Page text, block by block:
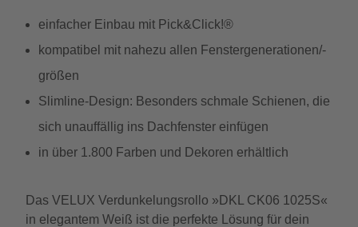
einfacher Einbau mit Pick&Click!®
kompatibel mit nahezu allen Fenstergenerationen/-
größen
Slimline-Design: Besonders schmale Schienen, die
sich unauffällig ins Dachfenster einfügen
in über 1.800 Farben und Dekoren erhältlich
Das VELUX Verdunkelungsrollo »DKL CK06 1025S«
in elegantem Weiß ist die perfekte Lösung für dein